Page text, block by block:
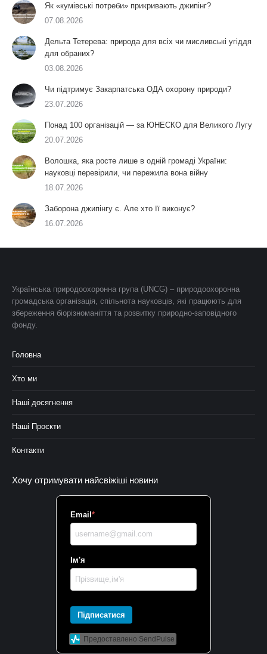
Як «кумівські потреби» прикривають джипінг?
07.08.2026
Дельта Тетерева: природа для всіх чи мисливські угіддя
для обраних?
03.08.2026
Чи підтримує Закарпатська ОДА охорону природи?
23.07.2026
Понад 100 організацій — за ЮНЕСКО для Великого Лугу
20.07.2026
Волошка, яка росте лише в одній громаді України:
науковці перевірили, чи пережила вона війну
18.07.2026
Заборона джипінгу є. Але хто її виконує?
16.07.2026
Українська природоохоронна група (UNCG) – природоохоронна
громадська організація, спільнота науковців, які працюють для
збереження біорізноманіття та розвитку природно-заповідного
фонду.
Головна
Хто ми
Наші досягнення
Наші Проєкти
Контакти
Хочу отримувати найсвіжіші новини
Email *
Ім'я
Підписатися
Предоставлено SendPulse